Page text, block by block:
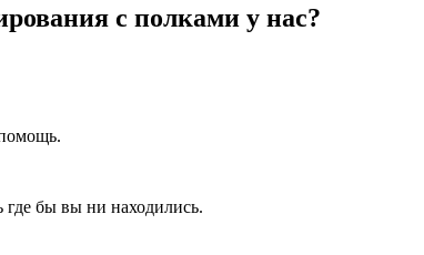
с полками у нас?
где бы вы ни находились.